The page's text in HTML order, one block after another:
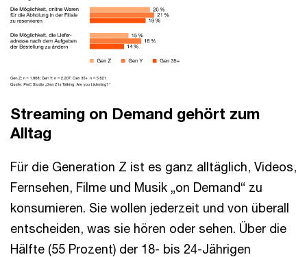
Streaming on Demand gehört zum
Alltag
Für die Generation Z ist es ganz alltäglich, Videos,
Fernsehen, Filme und Musik „on Demand“ zu
konsumieren. Sie wollen jederzeit und von überall
entscheiden, was sie hören oder sehen. Über die
Hälfte (55 Prozent) der 18- bis 24-Jährigen